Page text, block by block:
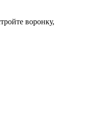
воронку,